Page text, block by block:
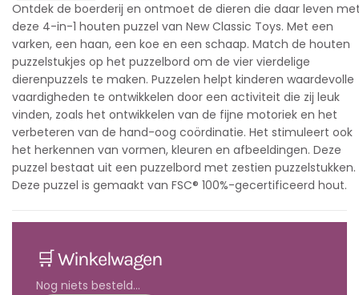
Ontdek de boerderij en ontmoet de dieren die daar leven
deze 4-in-1 houten puzzel van New Classic Toys. Met een
varken, een haan, een koe en een schaap. Match de houten
puzzelstukjes op het puzzelbord om de vier vierdelige
dierenpuzzels te maken. Puzzelen helpt kinderen waardevolle
vaardigheden te ontwikkelen door een activiteit die zij leuk
vinden, zoals het ontwikkelen van de fijne motoriek en het
verbeteren van de hand-oog coördinatie. Het stimuleert ook
het herkennen van vormen, kleuren en afbeeldingen. Deze
puzzel bestaat uit een puzzelbord met zestien puzzelstukken.
Deze puzzel is gemaakt van FSC® 100%-gecertificeerd hout.
🛒 Winkelwagen
Nog niets besteld...